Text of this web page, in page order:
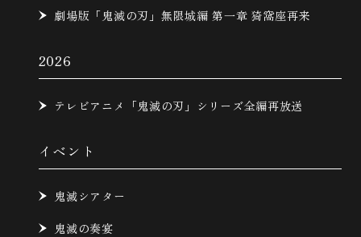
劇場版「鬼滅の刃」無限城編 第一章 猗窩座再来
2026
テレビアニメ「鬼滅の刃」シリーズ全編再放送
イベント
鬼滅シアター
鬼滅の奏宴